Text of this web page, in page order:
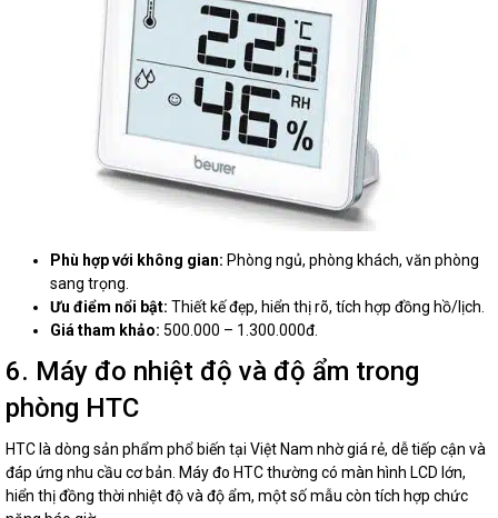
Phù hợp với không gian: Phòng ngủ, phòng khách, văn phòng
sang trọng.
Ưu điểm nổi bật: Thiết kế đẹp, hiển thị rõ, tích hợp đồng hồ/lịch.
Giá tham khảo: 500.000 – 1.300.000đ.
6. Máy đo nhiệt độ và độ ẩm trong
phòng HTC
HTC là dòng sản phẩm phổ biến tại Việt Nam nhờ giá rẻ, dễ tiếp cận và
đáp ứng nhu cầu cơ bản. Máy đo HTC thường có màn hình LCD lớn,
hiển thị đồng thời nhiệt độ và độ ẩm, một số mẫu còn tích hợp chức